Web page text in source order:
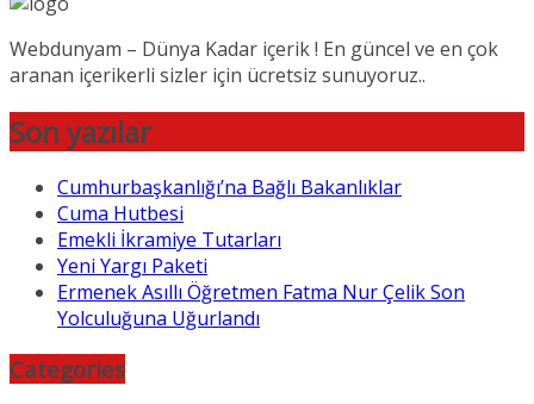
Webdunyam – Dünya Kadar içerik ! En güncel ve en çok
aranan içerikerli sizler için ücretsiz sunuyoruz..
Son yazılar
Cumhurbaşkanlığı’na Bağlı Bakanlıklar
Cuma Hutbesi
Emekli İkramiye Tutarları
Yeni Yargı Paketi
Ermenek Asıllı Öğretmen Fatma Nur Çelik Son
Yolculuğuna Uğurlandı
Categories